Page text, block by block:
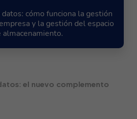
cómo funciona la gestión
y la gestión del espacio
almacenamiento.
el nuevo complemento